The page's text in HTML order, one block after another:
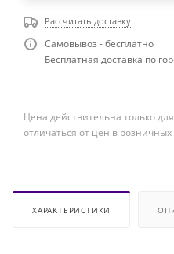
Рассчитать доставку
Самовывоз - бесплатно
Бесплатная доставка по
Цена действительна только
отличаться от цен в
ХАРАКТЕРИСТИКИ